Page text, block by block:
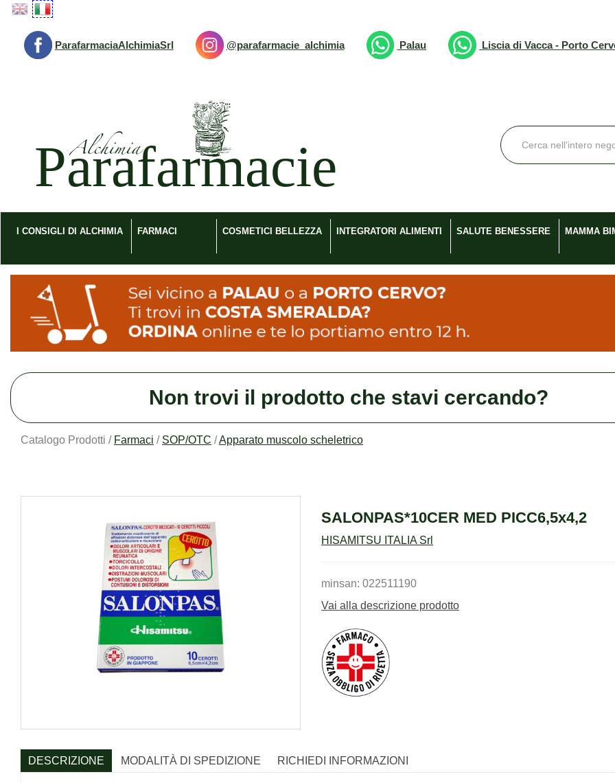
Passa
contenuto
principale
ParafarmaciaAlchimiaSrl @parafarmacie_alchimia Palau Liscia di Vacca - Porto
Cerca
Prodotto
I CONSIGLI DI ALCHIMIA FARMACI COSMETICI BELLEZZA INTEGRATORI ALIMENTI SALUTE BENESSERE MAMMA
Non trovi il prodotto che stavi cercando?
Catalogo Prodotti / Farmaci / SOP/OTC /Apparato muscolo scheletrico
SALONPAS*10CER MED PICC6,5x4,2
HISAMITSU ITALIA Srl
minsan: 022511190
Vai alla descrizione prodotto
DESCRIZIONE MODALITÀ DI SPEDIZIONE RICHIEDI INFORMAZIONI